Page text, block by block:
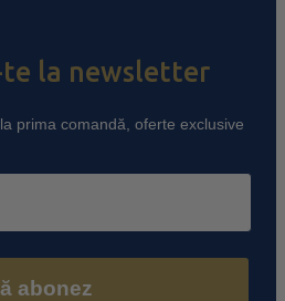
te la newsletter
prima comandă, oferte exclusive
abonez